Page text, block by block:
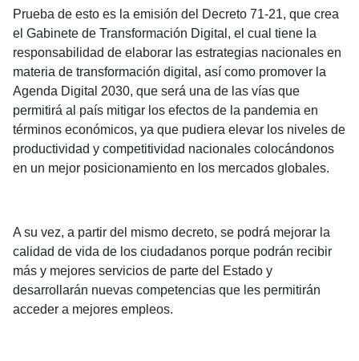
Prueba de esto es la emisión del Decreto 71-21, que crea
el Gabinete de Transformación Digital, el cual tiene la
responsabilidad de elaborar las estrategias nacionales en
materia de transformación digital, así como promover la
Agenda Digital 2030, que será una de las vías que
permitirá al país mitigar los efectos de la pandemia en
términos económicos, ya que pudiera elevar los niveles de
productividad y competitividad nacionales colocándonos
en un mejor posicionamiento en los mercados globales.
A su vez, a partir del mismo decreto, se podrá mejorar la
calidad de vida de los ciudadanos porque podrán recibir
más y mejores servicios de parte del Estado y
desarrollarán nuevas competencias que les permitirán
acceder a mejores empleos.